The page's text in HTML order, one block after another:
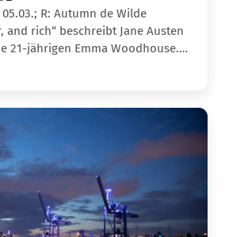
05.03.; R: Autumn de Wilde
and rich“ beschreibt Jane Austen
21-jährigen Emma Woodhouse.…